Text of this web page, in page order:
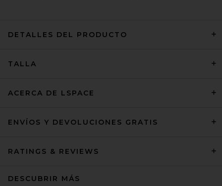
DETALLES DEL PRODUCTO
TALLA
ACERCA DE LSPACE
ENVÍOS Y DEVOLUCIONES GRATIS
RATINGS & REVIEWS
DESCUBRIR MÁS